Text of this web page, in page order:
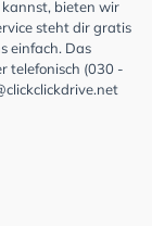
kannst, bieten wir
steht dir gratis
einfach. Das
telefonisch (030 -